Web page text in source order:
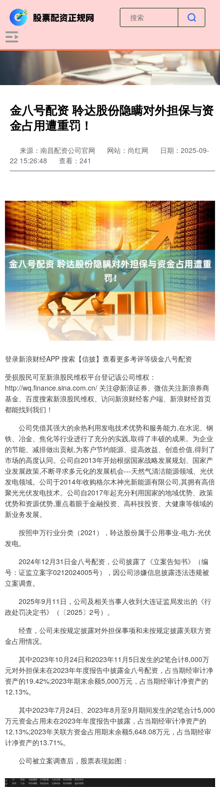
金八号配资 聆达股份隐瞒对外担保与资
金占用遭重罚！
来源：南昌配资公司官网 网站：尚红网
日期：2025-09-
22 15:26:48
查看：241
登录新浪财经APP 搜索【信披】查看更多考评等级金八号配资
受损股民可至新浪股民维权平台登记该公司维权：
http://wq.finance.sina.com.cn/ 关注@新浪证券、微信关注新浪券商
基金、百度搜索新浪股民维权、访问新浪财经客户端、新浪财经首页
都能找到我们！
公司凭借其强大的余热利用发电技术优势和服务能力,在水泥、钢
铁、冶金、焦化等行业进行了充分的实践,取得了丰硕的成果。为企业
的节能、减排做出贡献,为客户节约能源、提高效益、创造价值,得到了
市场的高度认同。公司自2013年开始根据国家战略发展规划、国家产
业发展政策,不断寻求多元化的发展机会---天然气清洁能源领域、光伏
发电领域。公司于2014年收购格尔木神光新能源有限公司,其拥有高倍
聚光光伏发电技术。公司自2017年起充分利用国家的地域优势、政策
优势和资源优势,重点着眼于金融投资、高科技投资、大健康等领域的
新业务发展。
按照申万行业分类（2021），聆达股份属于公用事业-电力-光伏
发电。
2024年12月31日金八号配资，公司披露了《立案告知书》（编
号：证监立案字0212024005号），因公司涉嫌信息披露违法违规被
立案调查。
2025年9月11日，公司及相关当事人收到大连证监局发出的《行
政处罚决定书》（〔2025〕2号）。
经查，公司未按规定披露对外担保事项和未按规定披露关联方资
金占用情况。
其中2023年10月24日和2023年11月5日发生的2笔合计8,000万
元对外担保未在2023年年度报告中披露金八号配资，占当期经审计净
资产的19.42%;2023年期末余额5,000万元，占当期经审计净资产的
12.13%。
其中2023年7月24日、2023年8月至9月期间发生的2笔合计5,000
万元资金占用未在2023年年度报告中披露，占当期经审计净资产的
12.13%;2023年关联方资金占用期末余额5,648.08万元，占当期经审
计净资产的13.71%。
公司被立案调查后，股票表现如图：